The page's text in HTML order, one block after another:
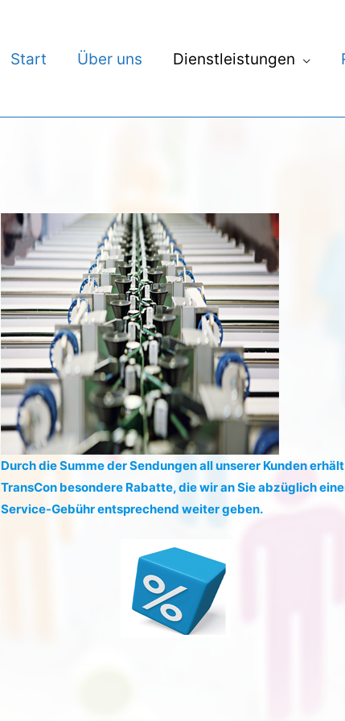
Start Über uns Dienstleistungen
Durch die Summe der Sendungen all unserer Kunden erhält
TransCon besondere Rabatte, die wir an Sie abzüglich
Service-Gebühr entsprechend weiter geben.